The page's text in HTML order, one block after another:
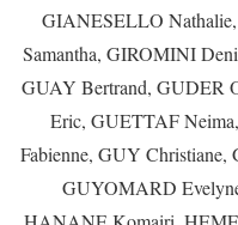
GIANESELLO
Samantha, GIROMINI
GUAY Bertrand, GUDER
Eric, GUETTAF
Fabienne, GUY
GUYOMARD